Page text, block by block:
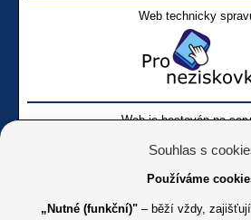
Web technicky
Web je hostován na
Souhlas s
Používáme
„Nutné (funkční)" – běží vždy,